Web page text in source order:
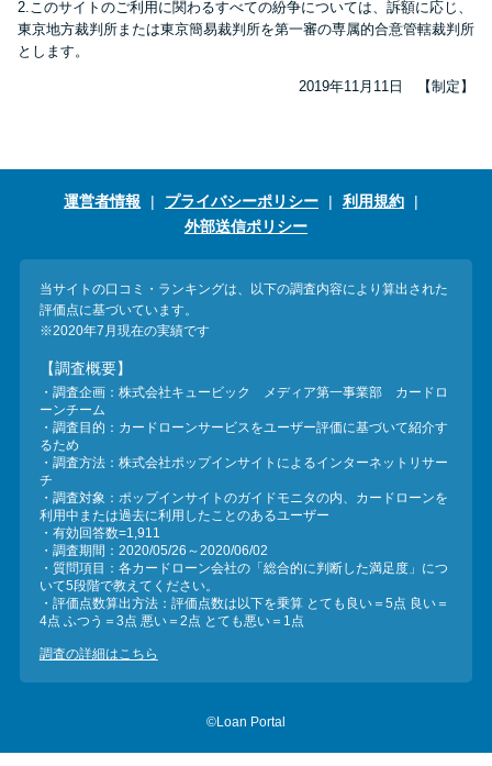
2.このサイトのご利用に関わるすべての紛争については、訴額に応じ、
東京地方裁判所または東京簡易裁判所を第一審の専属的合意管轄裁判所
とします。
2019年11月11日 【制定】
運営者情報 プライバシーポリシー
利用規約
外部送信ポリシー
当サイトの口コミ・ランキングは、以下の調査内容により算出された
評価点に基づいています。
※2020年7月現在の実績です
【調査概要】
・調査企画：株式会社キュービック メディア第一事業部 カードロ
ーンチーム
・調査目的：カードローンサービスをユーザー評価に基づいて紹介す
るため
・調査方法：株式会社ポップインサイトによるインターネットリサー
チ
・調査対象：ポップインサイトのガイドモニタの内、カードローンを
利用中または過去に利用したことのあるユーザー
・有効回答数=1,911
・調査期間：2020/05/26～2020/06/02
・質問項目：各カードローン会社の「総合的に判断した満足度」につ
いて5段階で教えてください。
・評価点数算出方法：評価点数は以下を乗算 とても良い＝5点 良い＝
4点 ふつう＝3点 悪い＝2点 とても悪い＝1点
調査の詳細はこちら
©Loan Portal